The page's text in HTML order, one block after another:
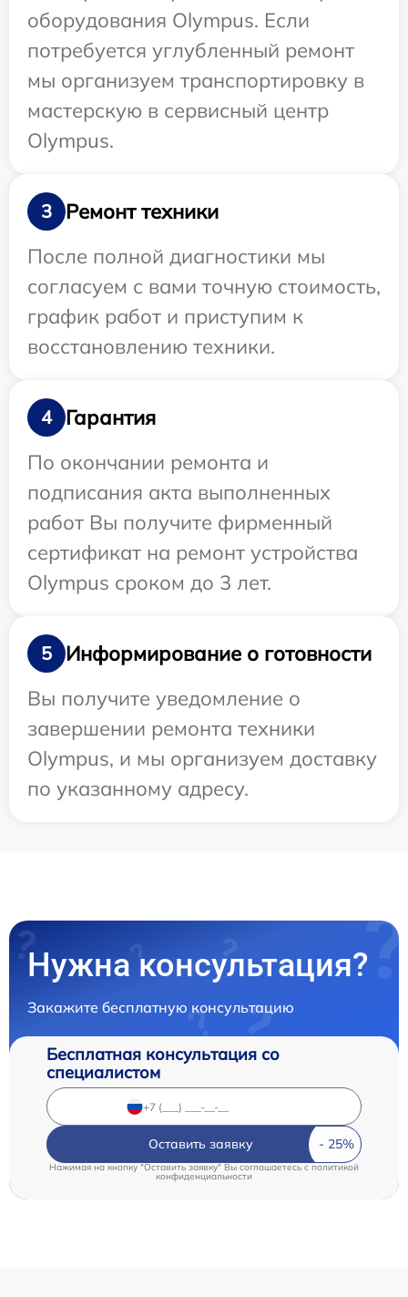
оборудования Olympus. Если
потребуется углубленный ремонт
мы организуем транспортировку в
мастерскую в сервисный центр
Olympus.
3
Ремонт техники
После полной диагностики мы
согласуем с вами точную стоимость,
график работ и приступим к
восстановлению техники.
4
Гарантия
По окончании ремонта и
подписания акта выполненных
работ Вы получите фирменный
сертификат на ремонт устройства
Olympus сроком до 3 лет.
5
Информирование о готовности
Вы получите уведомление о
завершении ремонта техники
Olympus, и мы организуем доставку
по указанному адресу.
Нужна консультация?
Закажите бесплатную консультацию
Бесплатная консультация со
специалистом
Оставить заявку
Нажимая на кнопку "Оставить заявку" Вы соглашаетесь c политикой
конфиденциальности